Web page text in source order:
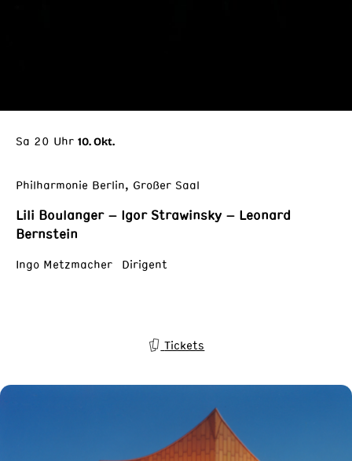
Sa 20 Uhr 10. Okt.
Philharmonie Berlin, Großer Saal
Lili Boulanger – Igor Strawinsky – Leonard
Bernstein
Ingo Metzmacher Dirigent
Tickets